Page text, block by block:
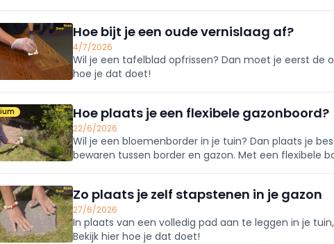
Hoe bijt je een oude vernislaag af?
4/7/2026
Wil je een tafelblad opfrissen? Dan moet je eerst de
hoe je dat doet!
Hoe plaats je een flexibele gazonboord?
22/6/2026
Wil je een bloemenborder in je tuin? Dan plaats je
bewaren tussen border en gazon. Met een flexibele
Zo plaats je zelf stapstenen in je gazon
27/6/2026
In plaats van een volledig pad aan te leggen in je
Bekijk hier hoe je dat doet!